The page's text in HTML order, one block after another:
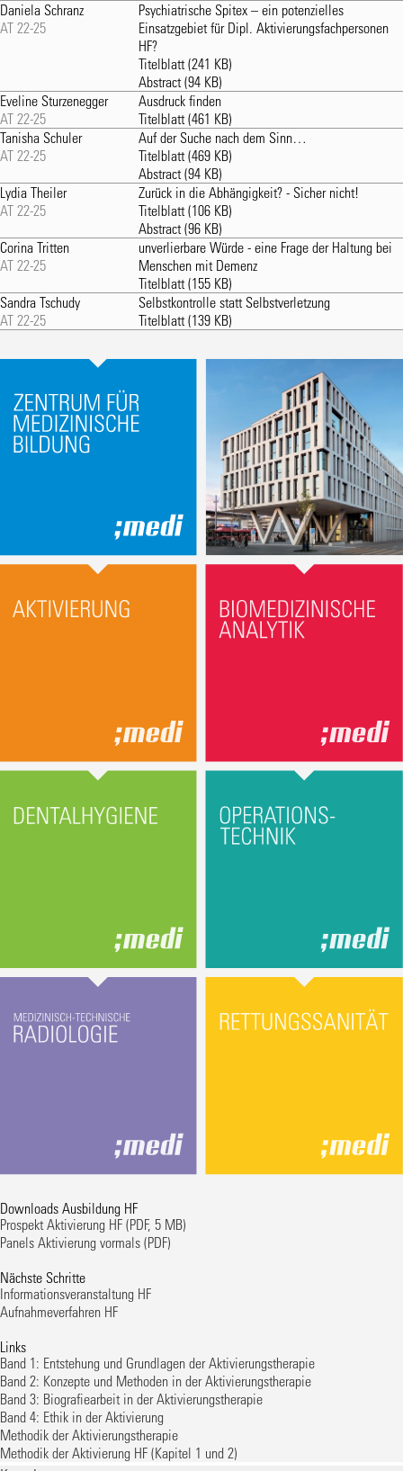
Daniela Schranz
AT 22-25
Psychiatrische Spitex – ein potenzielles
Einsatzgebiet für Dipl. Aktivierungsfachpersonen
HF?
Titelblatt(241 KB)
Abstract(94 KB)
Eveline Sturzenegger
AT 22-25
Ausdruck finden
Titelblatt(461 KB)
Tanisha Schuler
AT 22-25
Auf der Suche nach dem Sinn…
Titelblatt(469 KB)
Abstract(94 KB)
Lydia Theiler
AT 22-25
Zurück in die Abhängigkeit? - Sicher nicht!
Titelblatt(106 KB)
Abstract(96 KB)
Corina Tritten
AT 22-25
unverlierbare Würde - eine Frage der Haltung bei
Menschen mit Demenz
Titelblatt(155 KB)
Sandra Tschudy
AT 22-25
Selbstkontrolle statt Selbstverletzung
Titelblatt(139 KB)
Downloads Ausbildung HF
Prospekt Aktivierung HF (PDF, 5 MB)
Panels Aktivierung vormals (PDF)
Nächste Schritte
Informationsveranstaltung HF
Aufnahmeverfahren HF
Links
Band 1: Entstehung und Grundlagen der Aktivierungstherapie
Band 2: Konzepte und Methoden in der Aktivierungstherapie
Band 3: Biografiearbeit in der Aktivierungstherapie
Band 4: Ethik in der Aktivierung
Methodik der Aktivierungstherapie
Methodik der Aktivierung HF (Kapitel 1 und 2)